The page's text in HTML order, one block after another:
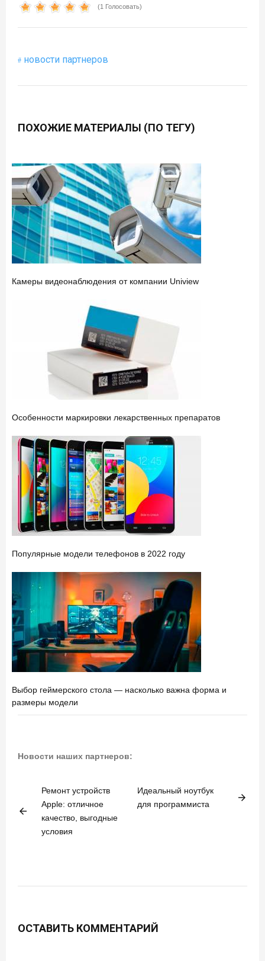
(1 Голосовать)
новости партнеров
ПОХОЖИЕ МАТЕРИАЛЫ (ПО ТЕГУ)
Камеры видеонаблюдения от компании Uniview
Особенности маркировки лекарственных препаратов
Популярные модели телефонов в 2022 году
Выбор геймерского стола — насколько важна форма и
размеры модели
Новости наших партнеров:
arrow_back
Ремонт устройств
Apple: отличное
качество, выгодные
условия
Идеальный ноутбук
для программиста
arrow_forward
ОСТАВИТЬ КОММЕНТАРИЙ